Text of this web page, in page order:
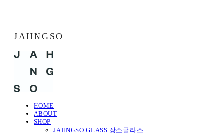
JAHNGSO
HOME
ABOUT
SHOP
JAHNGSO GLASS 장소글라스